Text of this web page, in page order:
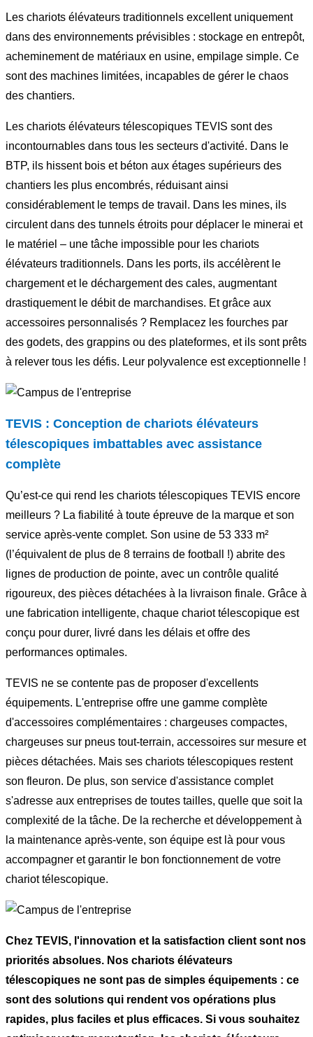
Les chariots élévateurs traditionnels excellent uniquement
dans des environnements prévisibles : stockage en entrepôt,
acheminement de matériaux en usine, empilage simple. Ce
sont des machines limitées, incapables de gérer le chaos
des chantiers.
Les chariots élévateurs télescopiques TEVIS sont des
incontournables dans tous les secteurs d'activité. Dans le
BTP, ils hissent bois et béton aux étages supérieurs des
chantiers les plus encombrés, réduisant ainsi
considérablement le temps de travail. Dans les mines, ils
circulent dans des tunnels étroits pour déplacer le minerai et
le matériel – une tâche impossible pour les chariots
élévateurs traditionnels. Dans les ports, ils accélèrent le
chargement et le déchargement des cales, augmentant
drastiquement le débit de marchandises. Et grâce aux
accessoires personnalisés ? Remplacez les fourches par
des godets, des grappins ou des plateformes, et ils sont prêts
à relever tous les défis. Leur polyvalence est exceptionnelle !
TEVIS : Conception de chariots élévateurs
télescopiques imbattables avec assistance
complète
Qu’est-ce qui rend les chariots télescopiques TEVIS encore
meilleurs ? La fiabilité à toute épreuve de la marque et son
service après-vente complet. Son usine de 53 333 m²
(l’équivalent de plus de 8 terrains de football !) abrite des
lignes de production de pointe, avec un contrôle qualité
rigoureux, des pièces détachées à la livraison finale. Grâce à
une fabrication intelligente, chaque chariot télescopique est
conçu pour durer, livré dans les délais et offre des
performances optimales.
TEVIS ne se contente pas de proposer d'excellents
équipements. L'entreprise offre une gamme complète
d'accessoires complémentaires : chargeuses compactes,
chargeuses sur pneus tout-terrain, accessoires sur mesure et
pièces détachées. Mais ses chariots télescopiques restent
son fleuron. De plus, son service d'assistance complet
s'adresse aux entreprises de toutes tailles, quelle que soit la
complexité de la tâche. De la recherche et développement à
la maintenance après-vente, son équipe est là pour vous
accompagner et garantir le bon fonctionnement de votre
chariot télescopique.
Chez TEVIS, l'innovation et la satisfaction client sont nos
priorités absolues. Nos chariots élévateurs
télescopiques ne sont pas de simples équipements : ce
sont des solutions qui rendent vos opérations plus
rapides, plus faciles et plus efficaces. Si vous souhaitez